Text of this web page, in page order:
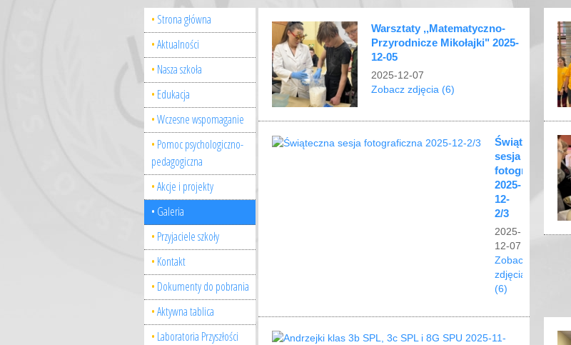
Strona główna
Aktualności
Nasza szkoła
Edukacja
Wczesne wspomaganie
Pomoc psychologiczno-
pedagogiczna
Akcje i projekty
Galeria
Przyjaciele szkoły
Kontakt
Dokumenty do pobrania
Aktywna tablica
Laboratoria Przyszłości
Warsztaty ,,Matematyczno-
Przyrodnicze Mikołajki" 2025-
12-05
2025-12-07
Zobacz zdjęcia (6)
Świąteczna
sesja
fotograficzna
2025-
12-
2/3
2025-
12-07
Zobacz
zdjęcia
(6)
Andrzejki